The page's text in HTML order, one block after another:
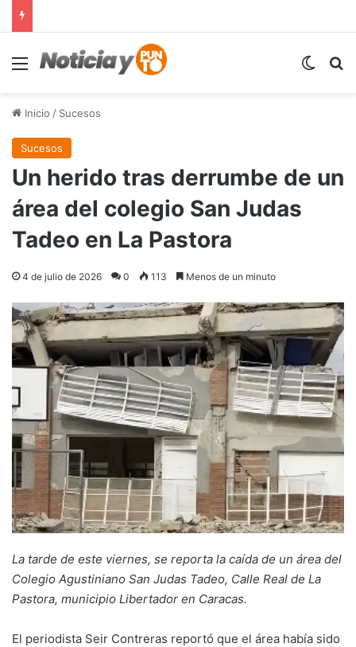
Menú
Inicio / Sucesos
Sucesos
Un herido tras derrumbe de un
área del colegio San Judas
Tadeo en La Pastora
4 de julio de 2026 0 113 Menos de un minuto
La tarde de este viernes, se reporta la caída de un área del
Colegio Agustiniano San Judas Tadeo, Calle Real de La
Pastora, municipio Libertador en Caracas.
El periodista Seir Contreras reportó que el área había sido